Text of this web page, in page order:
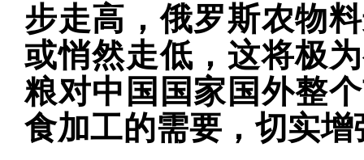
步走高，俄罗斯农物
或悄然走低，这将极
粮对中国国家国外整
食加工的需要，切实